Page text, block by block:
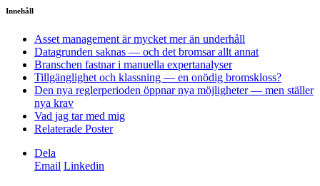
Innehåll
Asset management är mycket mer än underhåll
Datagrunden saknas — och det bromsar allt annat
Branschen fastnar i manuella expertanalyser
Tillgänglighet och klassning — en onödig bromskloss?
Den nya reglerperioden öppnar nya möjligheter — men ställer
nya krav
Vad jag tar med mig
Relaterade Poster
Dela
Email Linkedin